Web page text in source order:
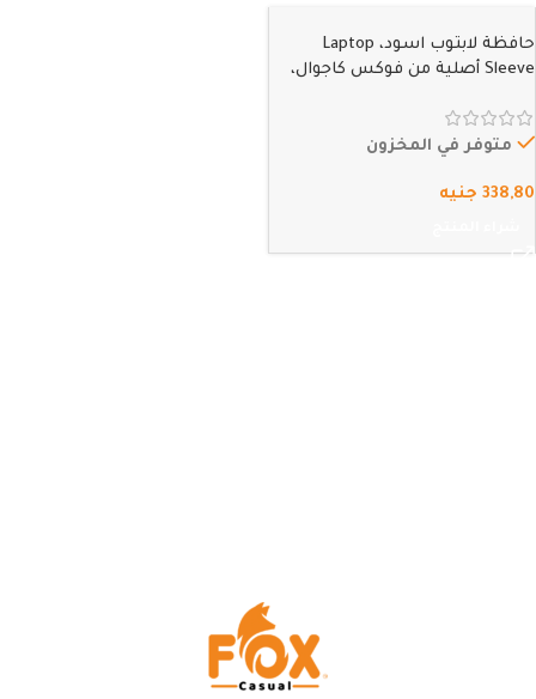
حافظة لابتوب اسود، Laptop
Sleeve أصلية من فوكس كاجوال،
متوفر في المخزون
338,80 جنيه